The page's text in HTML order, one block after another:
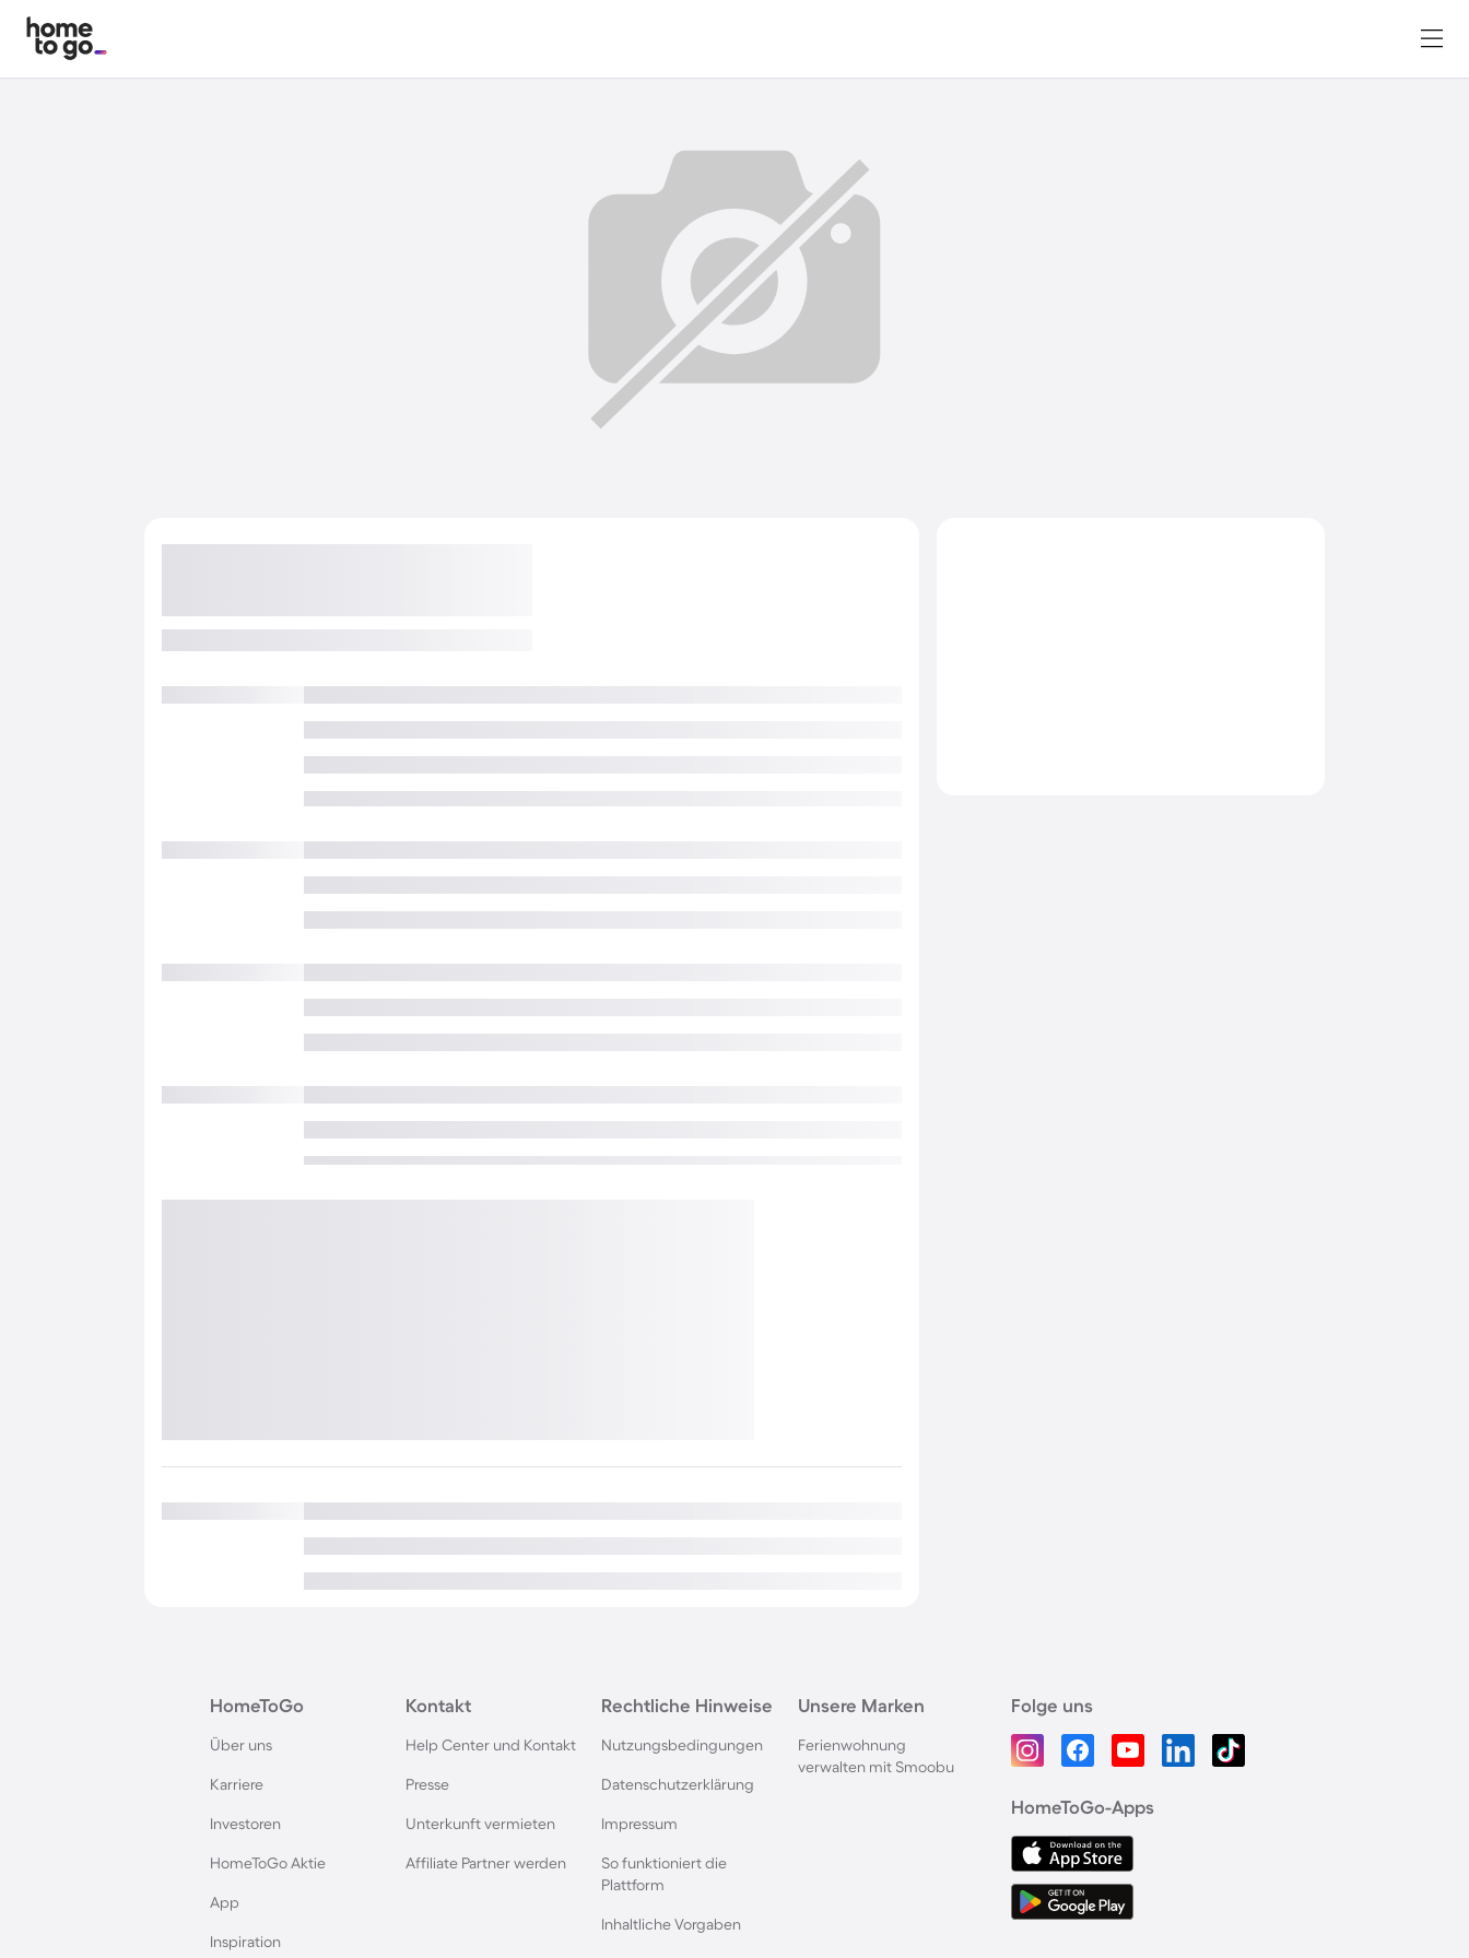
HomeToGo
Über uns
Karriere
Investoren
HomeToGo Aktie
App
Inspiration
Kontakt
Help Center und Kontakt
Presse
Unterkunft vermieten
Affiliate Partner werden
Rechtliche Hinweise
Nutzungsbedingungen
Datenschutzerklärung
Impressum
So funktioniert die
Plattform
Inhaltliche Vorgaben
Unsere Marken
Ferienwohnung
verwalten mit Smoobu
Folge uns
HomeToGo-Apps